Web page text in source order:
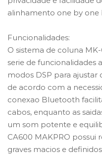
alinhamento one by one
Funcionalidades:
O sistema de coluna
serie de funcionalidades
modos DSP para
de acordo com a
conexao Bluetooth
cabos, enquanto as
um som potente e
CA600 MAKPRO possui
graves macios e